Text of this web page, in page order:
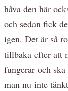
håva den här
och sedan fick
igen. Det är så
tillbaka efter att
fungerar och
man nu inte